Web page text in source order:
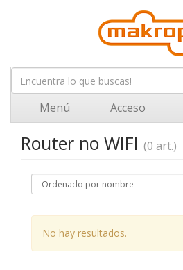
Menú Acceso
Router no WIFI (0 art.)
No hay resultados.